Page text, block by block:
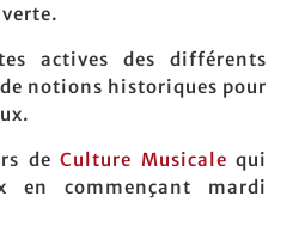
actives des différents
notions historiques pour
deCulture Musicale qui
commençant mardi